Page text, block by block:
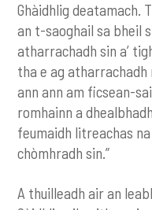
Ghàidhlig deatamach.
an t-saoghail sa bheil
atharrachadh sin a’
tha e ag atharrachadh
ann ann am ficsean-
romhainn a
feumaidh litreachas na
chòmhradh sin.”
A thuilleadh air an